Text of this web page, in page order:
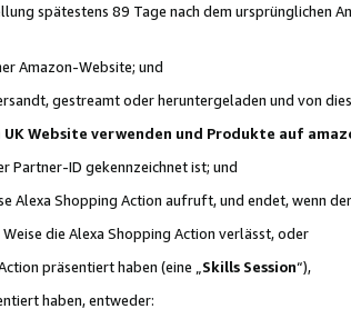
spätestens 89 Tage nach dem ursprünglichen
Amazon-Website; und
gestreamt oder heruntergeladen und von
Website verwenden und Produkte auf
Partner-ID gekennzeichnet ist; und
Alexa Shopping Action aufruft, und endet, wenn
die Alexa Shopping Action verlässt, oder
präsentiert haben (eine „ Skills Session“),
haben, entweder: